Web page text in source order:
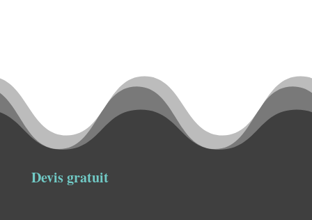
Devis gratuit